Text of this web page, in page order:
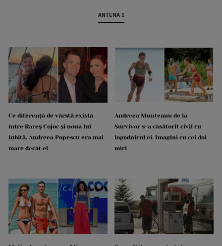
ANTENA 1
Ce diferență de vârstă există
între Rareș Cojoc și noua lui
iubită. Andreea Popescu era mai
mare decât el
Andreea Munteanu de la
Survivor s-a căsătorit civil cu
logodnicul ei. Imagini cu cei doi
miri